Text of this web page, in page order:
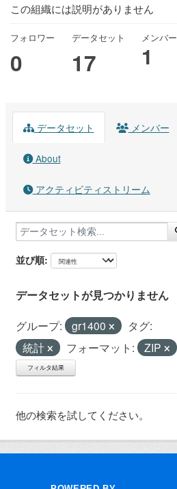
この組織には説明がありません
フォロワー
0
データセット
17
メンバー
1
データセット メンバー
About
アクティビティストリーム
並び順
データセットが見つかりません
グループ: gr1400
タグ:
統計
フォーマット: ZIP
フィルタ結果
他の検索を試してください。